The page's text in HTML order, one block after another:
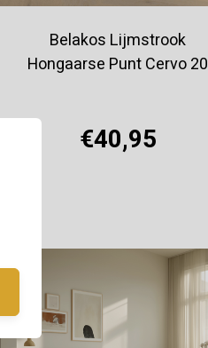
Belakos Lijmstrook
Hongaarse Punt Cervo 20
€40,95